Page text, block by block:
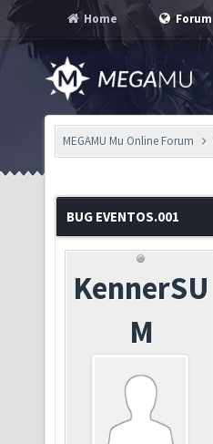
Home Forum
MEGAMU Mu Online Forum
BUG EVENTOS.001
KennerSU
M